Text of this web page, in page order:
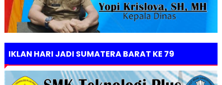
IKLAN HARI JADI SUMATERA BARAT KE 79